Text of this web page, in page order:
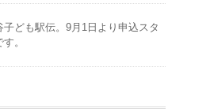
子ども駅伝。9月1日より申込スタ
。